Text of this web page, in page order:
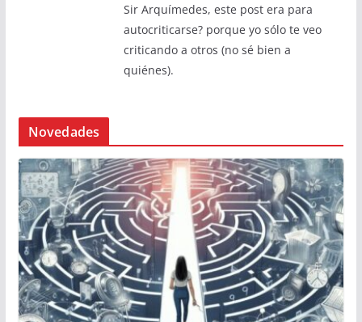
Sir Arquímedes, este post era para
autocriticarse? porque yo sólo te veo
criticando a otros (no sé bien a
quiénes).
Novedades